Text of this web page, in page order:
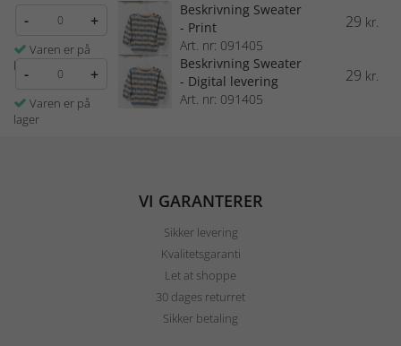
- +
Varen er på
lager
Beskrivning Sweater
- Print
Art. nr: 091405
29 kr.
- +
Varen er på
lager
Beskrivning Sweater
- Digital levering
Art. nr: 091405
29 kr.
VI GARANTERER
Sikker levering
Kvalitetsgaranti
Let at shoppe
30 dages returret
Sikker betaling